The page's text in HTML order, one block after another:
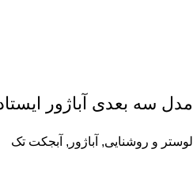
مدل سه بعدی آباژور ایستاده
لوستر و روشنایی, آباژور , آبجکت تک